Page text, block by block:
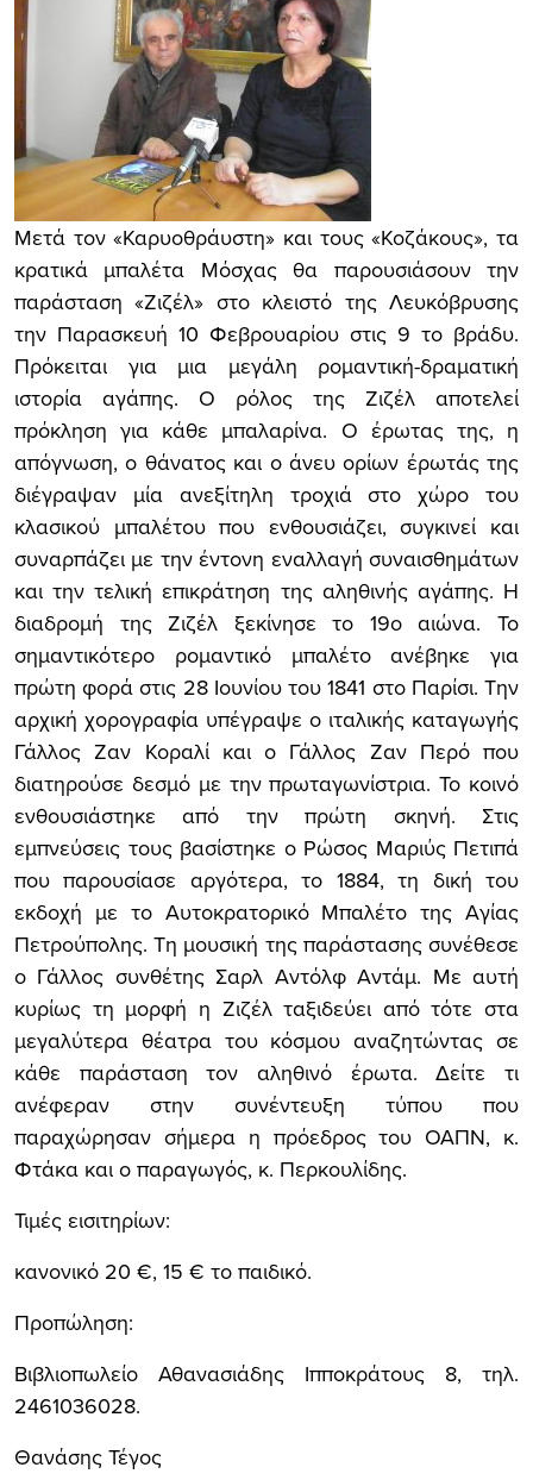
Μετά τον «Καρυοθράυστη» και τους «Κοζάκους», τα
κρατικά μπαλέτα Μόσχας θα παρουσιάσουν την
παράσταση «Ζιζέλ» στο κλειστό της Λευκόβρυσης
την Παρασκευή 10 Φεβρουαρίου στις 9 το βράδυ.
Πρόκειται για μια μεγάλη ρομαντική-δραματική
ιστορία αγάπης. Ο ρόλος της Ζιζέλ αποτελεί
πρόκληση για κάθε μπαλαρίνα. Ο έρωτας της, η
απόγνωση, ο θάνατος και ο άνευ ορίων έρωτάς της
διέγραψαν μία ανεξίτηλη τροχιά στο χώρο του
κλασικού μπαλέτου που ενθουσιάζει, συγκινεί και
συναρπάζει με την έντονη εναλλαγή συναισθημάτων
και την τελική επικράτηση της αληθινής αγάπης. Η
διαδρομή της Ζιζέλ ξεκίνησε το 19ο αιώνα. Το
σημαντικότερο ρομαντικό μπαλέτο ανέβηκε για
πρώτη φορά στις 28 Ιουνίου του 1841 στο Παρίσι. Την
αρχική χορογραφία υπέγραψε ο ιταλικής καταγωγής
Γάλλος Ζαν Κοραλί και ο Γάλλος Ζαν Περό που
διατηρούσε δεσμό με την πρωταγωνίστρια. Το κοινό
ενθουσιάστηκε από την πρώτη σκηνή. Στις
εμπνεύσεις τους βασίστηκε ο Ρώσος Μαριύς Πετιπά
που παρουσίασε αργότερα, το 1884, τη δική του
εκδοχή με το Αυτοκρατορικό Μπαλέτο της Αγίας
Πετρούπολης. Τη μουσική της παράστασης συνέθεσε
ο Γάλλος συνθέτης Σαρλ Αντόλφ Αντάμ. Με αυτή
κυρίως τη μορφή η Ζιζέλ ταξιδεύει από τότε στα
μεγαλύτερα θέατρα του κόσμου αναζητώντας σε
κάθε παράσταση τον αληθινό έρωτα. Δείτε τι
ανέφεραν στην συνέντευξη τύπου που
παραχώρησαν σήμερα η πρόεδρος του ΟΑΠΝ, κ.
Φτάκα και ο παραγωγός, κ. Περκουλίδης.
Τιμές εισιτηρίων:
κανονικό 20 €, 15 € το παιδικό.
Προπώληση:
Βιβλιοπωλείο Αθανασιάδης Ιπποκράτους 8, τηλ.
2461036028.
Θανάσης Τέγος